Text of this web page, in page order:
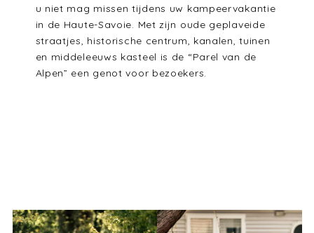
u niet mag missen tijdens uw kampeervakantie
in de Haute-Savoie. Met zijn oude geplaveide
straatjes, historische centrum, kanalen, tuinen
en middeleeuws kasteel is de “Parel van de
Alpen” een genot voor bezoekers.